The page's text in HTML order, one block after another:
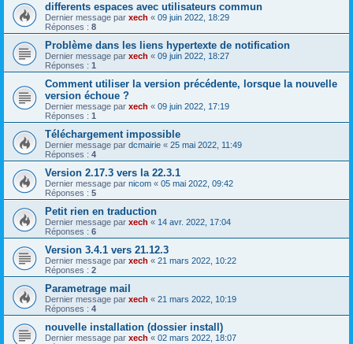
differents espaces avec utilisateurs commun
Dernier message par xech « 09 juin 2022, 18:29
Réponses : 8
Problème dans les liens hypertexte de notification
Dernier message par xech « 09 juin 2022, 18:27
Réponses : 1
Comment utiliser la version précédente, lorsque la nouvelle
version échoue ?
Dernier message par xech « 09 juin 2022, 17:19
Réponses : 1
Téléchargement impossible
Dernier message par dcmairie « 25 mai 2022, 11:49
Réponses : 4
Version 2.17.3 vers la 22.3.1
Dernier message par nicom « 05 mai 2022, 09:42
Réponses : 5
Petit rien en traduction
Dernier message par xech « 14 avr. 2022, 17:04
Réponses : 6
Version 3.4.1 vers 21.12.3
Dernier message par xech « 21 mars 2022, 10:22
Réponses : 2
Parametrage mail
Dernier message par xech « 21 mars 2022, 10:19
Réponses : 4
nouvelle installation (dossier install)
Dernier message par xech « 02 mars 2022, 18:07